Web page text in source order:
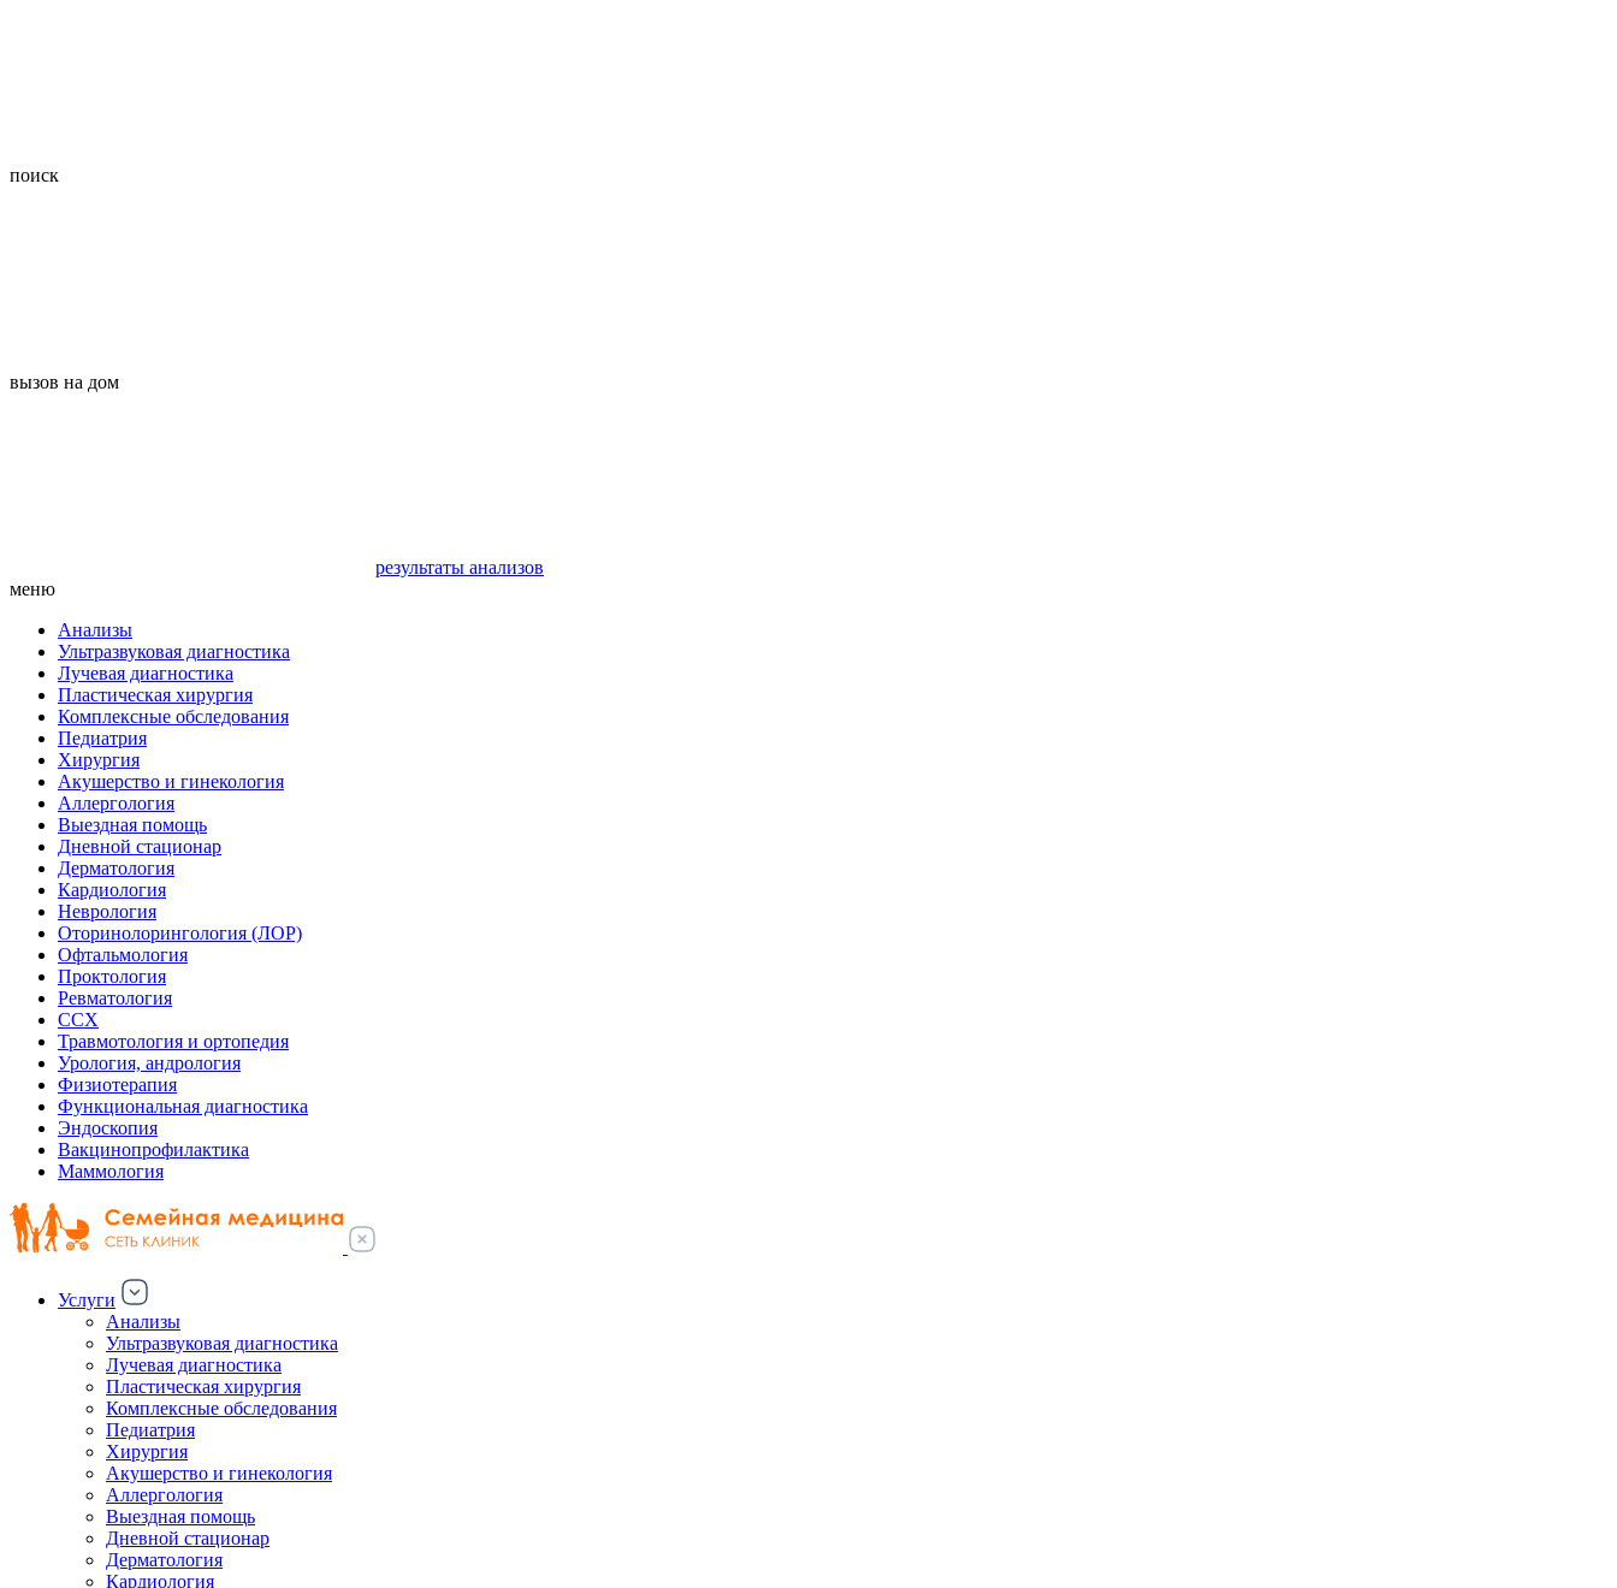
поиск
вызов на дом
результаты анализов
меню
Анализы
Ультразвуковая диагностика
Лучевая диагностика
Пластическая хирургия
Комплексные обследования
Педиатрия
Хирургия
Акушерство и гинекология
Аллергология
Выездная помощь
Дневной стационар
Дерматология
Кардиология
Неврология
Оторинолорингология (ЛОР)
Офтальмология
Проктология
Ревматология
ССХ
Травмотология и ортопедия
Урология, андрология
Физиотерапия
Функциональная диагностика
Эндоскопия
Вакцинопрофилактика
Маммология
Услуги
Анализы
Ультразвуковая диагностика
Лучевая диагностика
Пластическая хирургия
Комплексные обследования
Педиатрия
Хирургия
Акушерство и гинекология
Аллергология
Выездная помощь
Дневной стационар
Дерматология
Кардиология